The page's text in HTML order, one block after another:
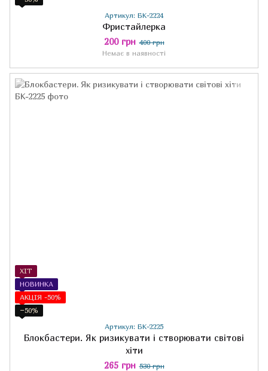
Артикул: БК-2224
Фристайлерка
200 грн 400 грн
Немає в наявності
ХІТ
НОВИНКА
АКЦІЯ -50%
−50%
Артикул: БК-2225
Блокбастери. Як ризикувати і створювати світові
хіти
265 грн 530 грн